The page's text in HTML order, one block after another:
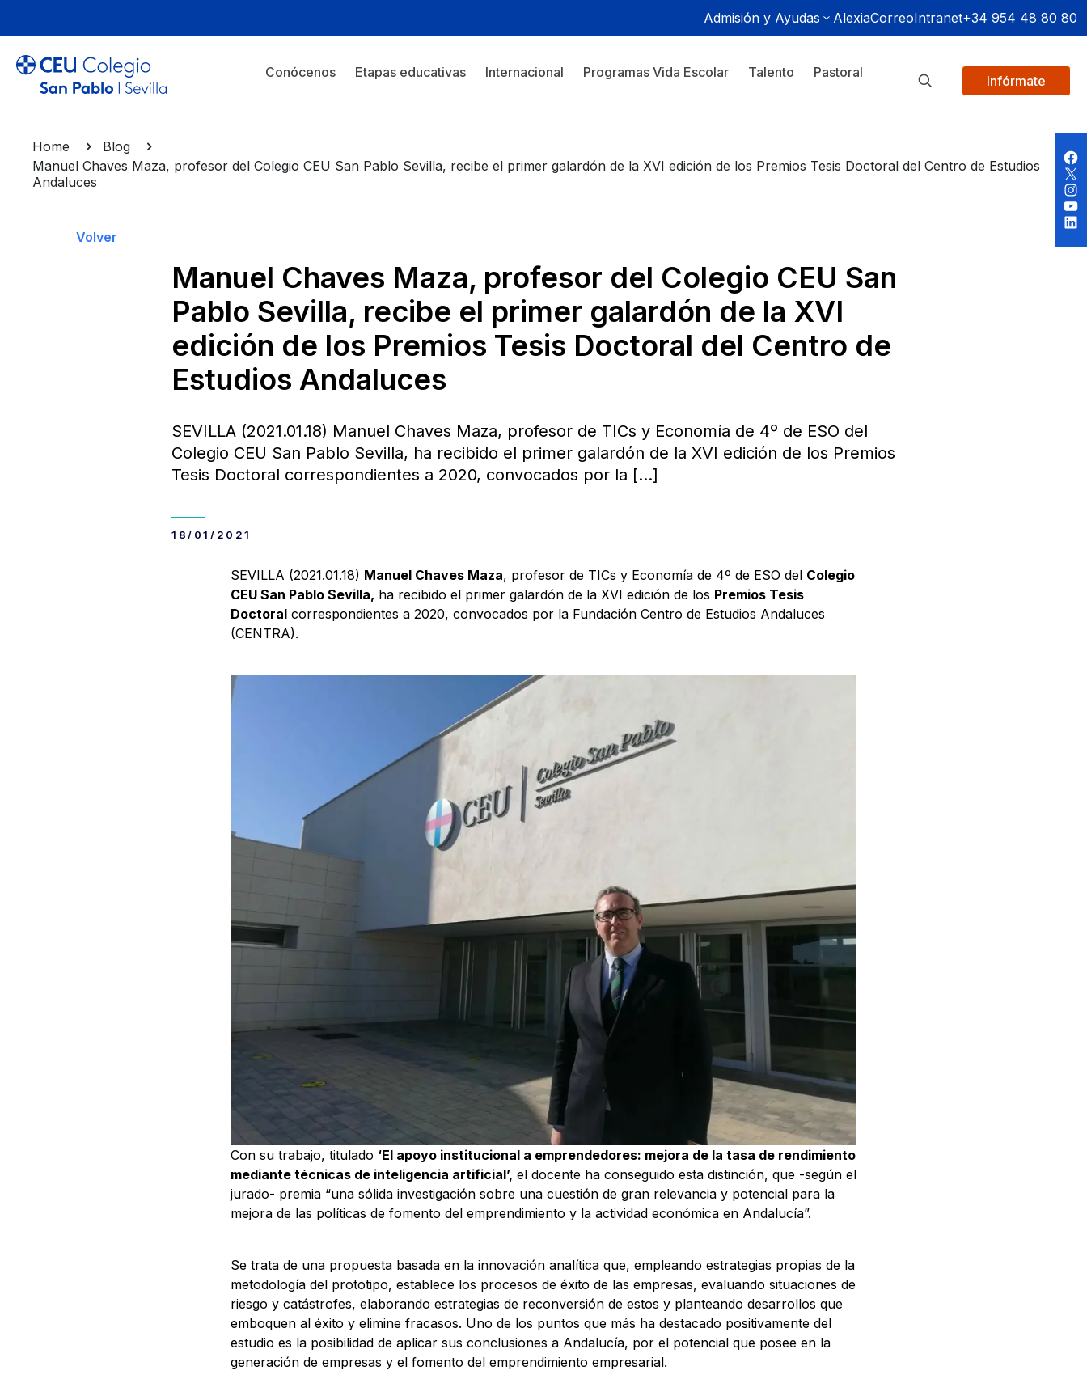
Admisión y Ayudas AlexiaCorreoIntranet+34 954 48 80 80
Conócenos Etapas educativas Internacional Programas Vida Escolar Talento Pastoral
Infórmate
Home
Blog
Manuel Chaves Maza, profesor del Colegio CEU San Pablo Sevilla, recibe el primer galardón de la XVI edición de los Premios Tesis Doctoral del Centro de Estudios
Andaluces
Volver
Manuel Chaves Maza, profesor del Colegio CEU San
Pablo Sevilla, recibe el primer galardón de la XVI
edición de los Premios Tesis Doctoral del Centro de
Estudios Andaluces
SEVILLA (2021.01.18) Manuel Chaves Maza, profesor de TICs y Economía de 4º de ESO del
Colegio CEU San Pablo Sevilla, ha recibido el primer galardón de la XVI edición de los Premios
Tesis Doctoral correspondientes a 2020, convocados por la […]
18/01/2021
SEVILLA (2021.01.18) Manuel Chaves Maza, profesor de TICs y Economía de 4º de ESO del Colegio
CEU San Pablo Sevilla, ha recibido el primer galardón de la XVI edición de los Premios Tesis
Doctoralcorrespondientes a 2020, convocados por la Fundación Centro de Estudios Andaluces
(CENTRA).
Con su trabajo, titulado ‘El apoyo institucional a emprendedores: mejora de la tasa de rendimiento
mediante técnicas de inteligencia artificial’, el docente ha conseguido esta distinción, que -según el
jurado- premia “una sólida investigación sobre una cuestión de gran relevancia y potencial para la
mejora de las políticas de fomento del emprendimiento y la actividad económica en Andalucía”.
Se trata de una propuesta basada en la innovación analítica que, empleando estrategias propias de la
metodología del prototipo, establece los procesos de éxito de las empresas, evaluando situaciones de
riesgo y catástrofes, elaborando estrategias de reconversión de estos y planteando desarrollos que
emboquen al éxito y elimine fracasos. Uno de los puntos que más ha destacado positivamente del
estudio es la posibilidad de aplicar sus conclusiones a Andalucía, por el potencial que posee en la
generación de empresas y el fomento del emprendimiento empresarial.